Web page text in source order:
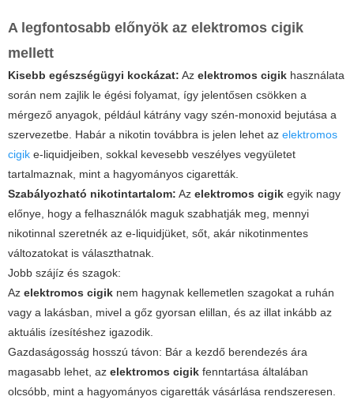
A legfontosabb előnyök az elektromos cigik
mellett
Kisebb egészségügyi kockázat: Az elektromos cigik használata
során nem zajlik le égési folyamat, így jelentősen csökken a
mérgező anyagok, például kátrány vagy szén-monoxid bejutása a
szervezetbe. Habár a nikotin továbbra is jelen lehet az elektromos
cigik e-liquidjeiben, sokkal kevesebb veszélyes vegyületet
tartalmaznak, mint a hagyományos cigaretták.
Szabályozható nikotintartalom: Az elektromos cigik egyik nagy
előnye, hogy a felhasználók maguk szabhatják meg, mennyi
nikotinnal szeretnék az e-liquidjüket, sőt, akár nikotinmentes
változatokat is választhatnak.
Jobb szájíz és szagok:
Az elektromos cigik nem hagynak kellemetlen szagokat a ruhán
vagy a lakásban, mivel a gőz gyorsan elillan, és az illat inkább az
aktuális ízesítéshez igazodik.
Gazdaságosság hosszú távon: Bár a kezdő berendezés ára
magasabb lehet, az elektromos cigik fenntartása általában
olcsóbb, mint a hagyományos cigaretták vásárlása rendszeresen.